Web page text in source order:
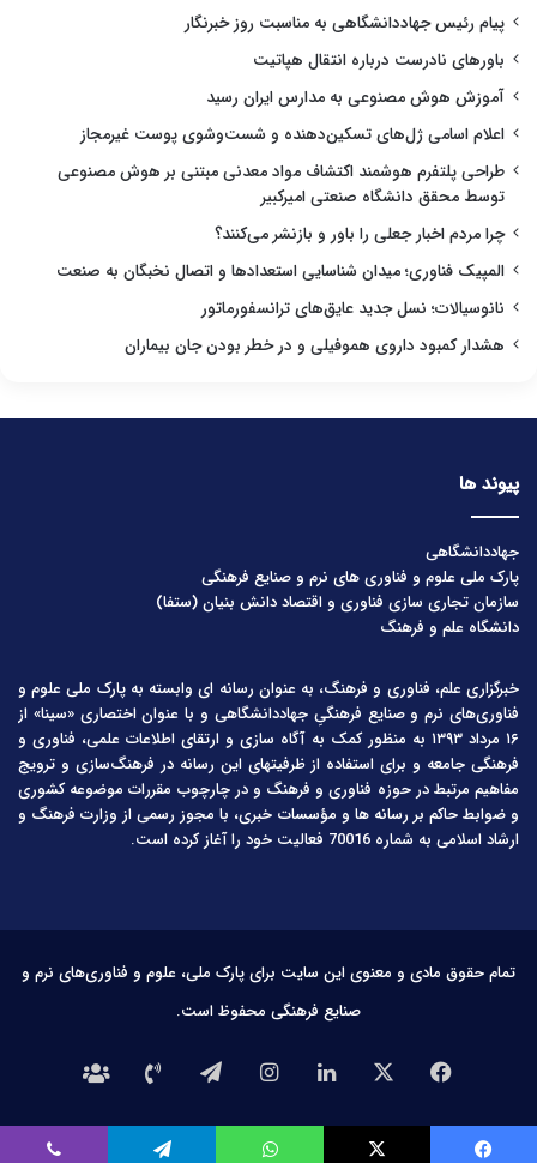
پیام رئیس جهاددانشگاهی به مناسبت روز خبرنگار
باورهای نادرست درباره انتقال هپاتیت
آموزش هوش مصنوعی به مدارس ایران رسید
اعلام اسامی ژل‌های تسکین‌دهنده و شست‌وشوی پوست غیرمجاز
طراحی پلتفرم هوشمند اکتشاف مواد معدنی مبتنی بر هوش مصنوعی
توسط محقق دانشگاه صنعتی امیرکبیر
چرا مردم اخبار جعلی را باور و بازنشر می‌کنند؟
المپیک فناوری؛ میدان شناسایی استعدادها و اتصال نخبگان به صنعت
نانوسیالات؛ نسل جدید عایق‌های ترانسفورماتور
هشدار کمبود داروی هموفیلی و در خطر بودن جان بیماران
پیوند ها
جهاددانشگاهی
پارک ملی علوم و فناوری های نرم و صنایع فرهنگی
سازمان تجاری سازی فناوری و اقتصاد دانش بنیان (ستفا)
دانشگاه علم و فرهنگ
خبرگزاری علم، فناوری و فرهنگ، به عنوان رسانه ای وابسته به پارک ملی علوم و
فناوری‌های نرم و صنایع فرهنگیِ جهاددانشگاهی و با عنوان اختصاری «سینا» از
۱۶ مرداد ۱۳۹۳ به منظور کمک به آگاه سازی و ارتقای اطلاعات علمی، فناوری و
فرهنگی جامعه و برای استفاده از ظرفیتهای این رسانه در فرهنگ‌سازی و ترویج
مفاهیم مرتبط در حوزه فناوری و فرهنگ و در چارچوب مقررات موضوعه کشوری
و ضوابط حاکم بر رسانه ها و مؤسسات خبری، با مجوز رسمی از وزارت فرهنگ و
ارشاد اسلامی به شماره 70016 فعالیت خود را آغاز کرده است.
تمام حقوق مادی و معنوی این سایت برای پارک ملی، علوم و فناوری‌های نرم و
صنایع فرهنگی محفوظ است.
فیس
بوک
لینکدیناینستاگرامتلگرامتماس
با
درباره
ما